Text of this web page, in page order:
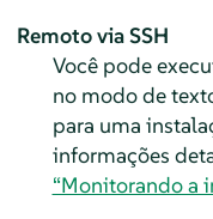
Remoto via SSH
Você pode
no modo de
para uma
informações
“Monitorando a